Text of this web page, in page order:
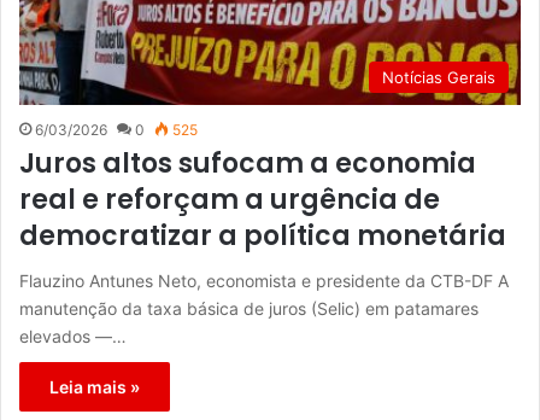
Notícias Gerais
6/03/2026 0 525
Juros altos sufocam a economia
real e reforçam a urgência de
democratizar a política monetária
Flauzino Antunes Neto, economista e presidente da CTB-DF A
manutenção da taxa básica de juros (Selic) em patamares
elevados —…
Leia mais »